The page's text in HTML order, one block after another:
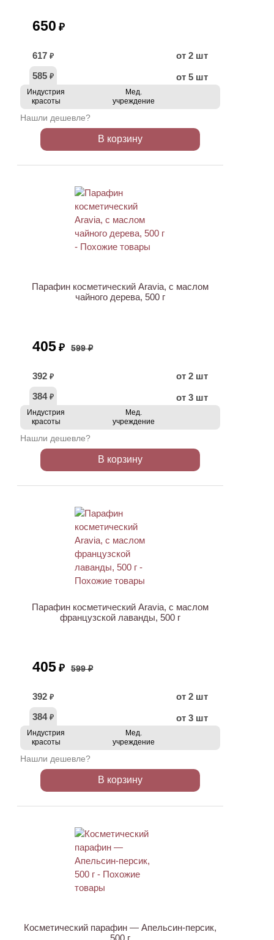
650 ₽
617 ₽
от 2 шт
585 ₽ от 5 шт
Индустрия
красоты
Мед.
учреждение
Нашли дешевле?
В корзину
Парафин косметический Aravia, с маслом
чайного дерева, 500 г
405 ₽ 599 ₽
392 ₽
от 2 шт
384 ₽ от 3 шт
Индустрия
красоты
Мед.
учреждение
Нашли дешевле?
В корзину
Парафин косметический Aravia, с маслом
французской лаванды, 500 г
405 ₽ 599 ₽
392 ₽
от 2 шт
384 ₽ от 3 шт
Индустрия
красоты
Мед.
учреждение
Нашли дешевле?
В корзину
Косметический парафин — Апельсин-персик,
500 г